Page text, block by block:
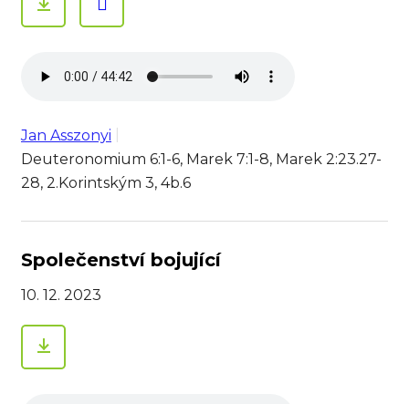
Jan Asszonyi
Deuteronomium 6:1-6, Marek 7:1-8, Marek 2:23.27-
28, 2.Korintským 3, 4b.6
Společenství bojující
10. 12. 2023